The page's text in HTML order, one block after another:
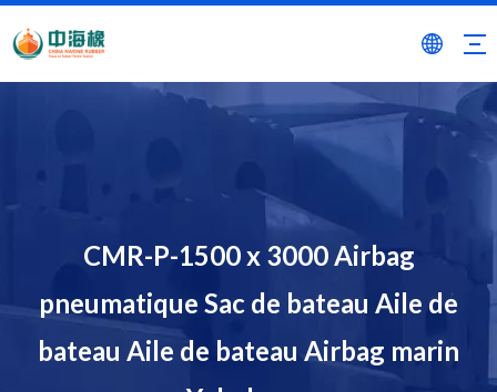
CMR-P-1500 x 3000 Airbag
pneumatique Sac de bateau Aile de
bateau Aile de bateau Airbag marin